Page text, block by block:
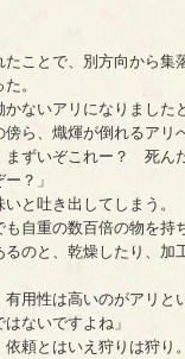
ことで、別方向から集
。
かないアリになりました
ら、熾煇が倒れるアリ
ずいぞこれー？ 死ん
？」
と吐き出してしまう。
自重の数百倍の物を持
るのと、乾燥したり、加
用性は高いのがアリと
ないですよね」
頼とはいえ狩りは狩り